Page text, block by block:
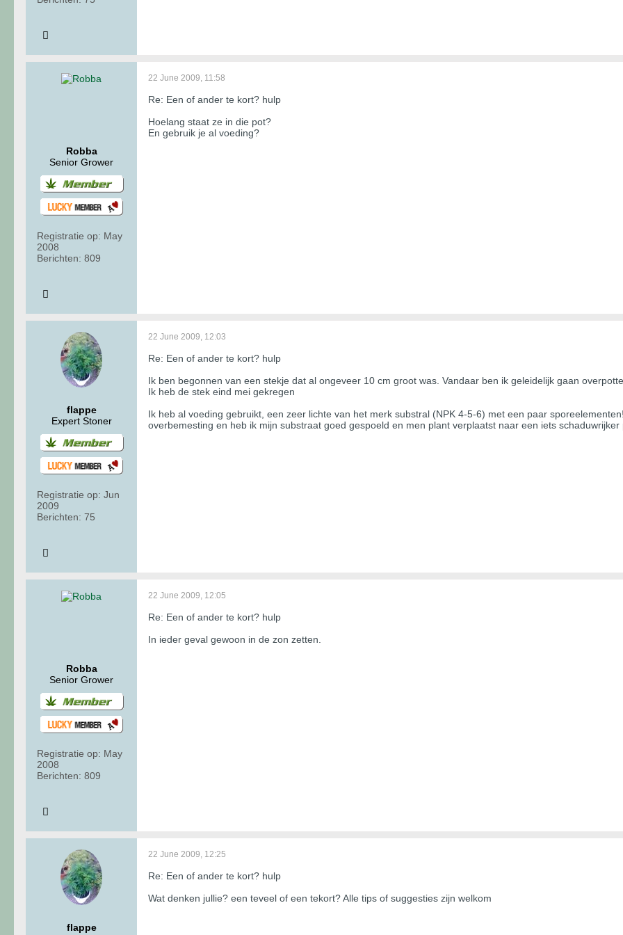
Robba
Senior Grower
Registratie op: May
2008
Berichten: 809
22 June 2009, 11:58
Re: Een of ander te kort? hulp
Hoelang staat ze in die pot?
En gebruik je al voeding?
flappe
Expert Stoner
Registratie op: Jun
2009
Berichten: 75
22 June 2009, 12:03
Re: Een of ander te kort? hulp
Ik ben begonnen van een stekje dat al ongeveer 10 cm groot was. Vandaar ben ik geleidelijk gaan
Ik heb de stek eind mei gekregen
Ik heb al voeding gebruikt, een zeer lichte van het merk substral (NPK 4-5-6) met een paar
overbemesting en heb ik mijn substraat goed gespoeld en men plant verplaatst naar een iets schaduwrijker
Robba
Senior Grower
Registratie op: May
2008
Berichten: 809
22 June 2009, 12:05
Re: Een of ander te kort? hulp
In ieder geval gewoon in de zon zetten.
flappe
22 June 2009, 12:25
Re: Een of ander te kort? hulp
Wat denken jullie? een teveel of een tekort? Alle tips of suggesties zijn welkom